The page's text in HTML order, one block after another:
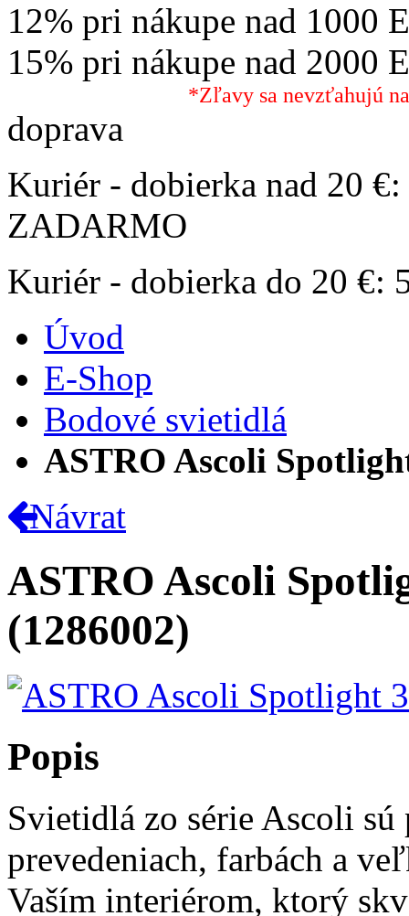
12% pri nákupe nad 1000
15% pri nákupe nad 2000
*Zľavy sa nevzťahujú
doprava
Kuriér - dobierka nad 20 €:
ZADARMO
Kuriér - dobierka do 20 €:
Úvod
E-Shop
Bodové svietidlá
ASTRO Ascoli
Návrat
ASTRO Ascoli
(1286002)
Popis
Svietidlá zo série Ascoli
prevedeniach, farbách a
Vaším interiérom, ktorý